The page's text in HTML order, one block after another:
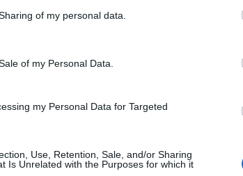
of my personal data.
of my Personal Data.
my Personal Data for Targeted
Use, Retention, Sale, and/or Sharing
Is Unrelated with the Purposes for which it